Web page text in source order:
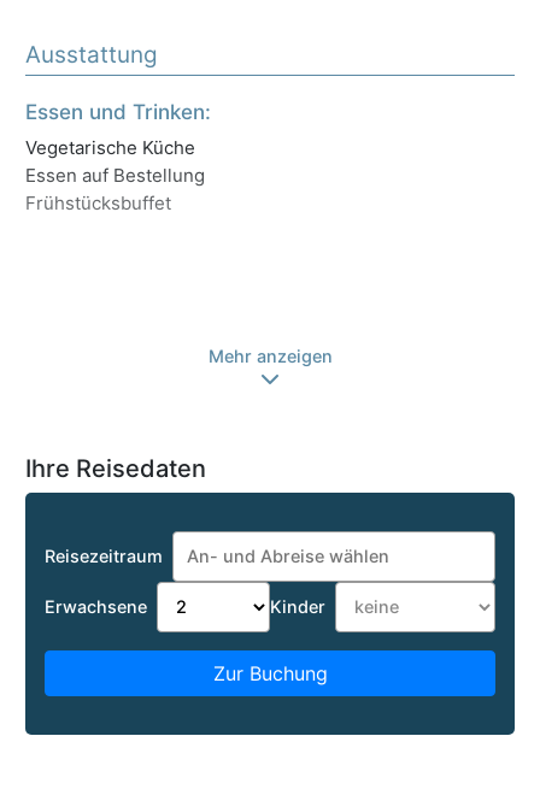
Ausstattung
Essen und Trinken:
Vegetarische Küche
Essen auf Bestellung
Frühstücksbuffet
Mehr anzeigen
Ihre Reisedaten
Reisezeitraum
Erwachsene Kinder
Zur Buchung